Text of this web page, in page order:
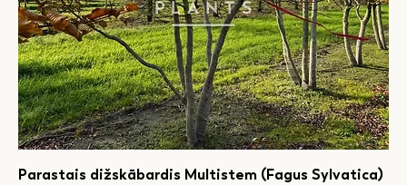
Parastais dižskābardis Multistem (Fagus Sylvatica)